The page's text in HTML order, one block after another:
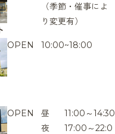
（季節・催事によ
り変更有）
OPEN 10:00~18:00
OPEN 昼
11:00～14:30
夜
17:00～22:0